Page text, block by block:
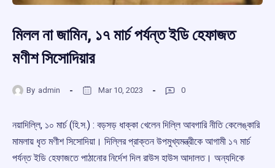
মিলল না জামিন, ১৭ মার্চ পর্যন্ত ইডি হেফাজত
মণীশ সিসোদিয়ার
By admin Mar 10, 2023 0
নয়াদিল্লি, ১০ মার্চ (হি.স.) : বড়সড় ধাক্কা খেলেন দিল্লি আবগারি নীতি কেলেঙ্কারি
মামলায় ধৃত মণীশ সিসোদিয়া। দিল্লির প্রাক্তন উপমুখ্যমন্ত্রীকে আগামী ১৭ মার্চ
পর্যন্ত ইডি হেফাজতে পাঠানোর নির্দেশ দিল রাউস হাউস আদালত। অন্যদিকে